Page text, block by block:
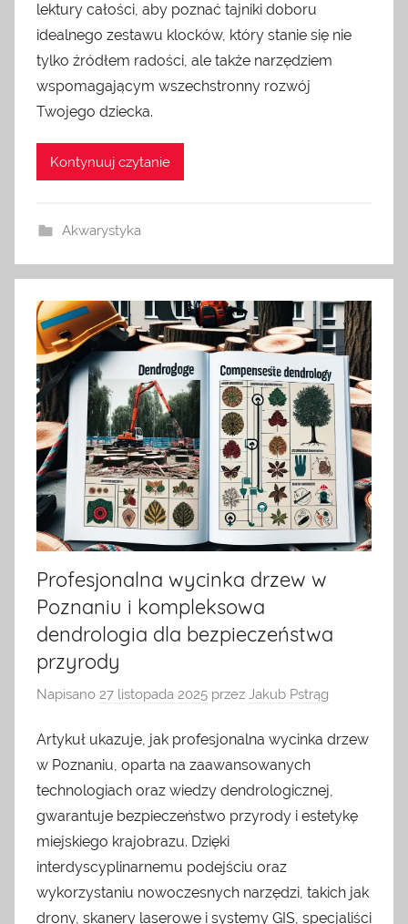
lektury całości, aby poznać tajniki doboru
idealnego zestawu klocków, który stanie się nie
tylko źródłem radości, ale także narzędziem
wspomagającym wszechstronny rozwój
Twojego dziecka.
Kontynuuj czytanie
Akwarystyka
Profesjonalna wycinka drzew w
Poznaniu i kompleksowa
dendrologia dla bezpieczeństwa
przyrody
Napisano 27 listopada 2025 przez Jakub Pstrąg
Artykuł ukazuje, jak profesjonalna wycinka drzew
w Poznaniu, oparta na zaawansowanych
technologiach oraz wiedzy dendrologicznej,
gwarantuje bezpieczeństwo przyrody i estetykę
miejskiego krajobrazu. Dzięki
interdyscyplinarnemu podejściu oraz
wykorzystaniu nowoczesnych narzędzi, takich jak
drony, skanery laserowe i systemy GIS, specjaliści